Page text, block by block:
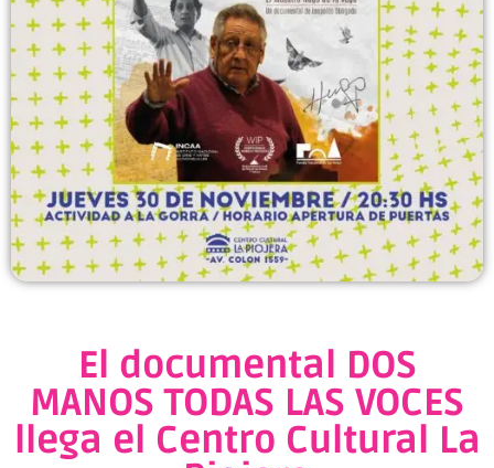
El documental DOS
MANOS TODAS LAS VOCES
llega el Centro Cultural La